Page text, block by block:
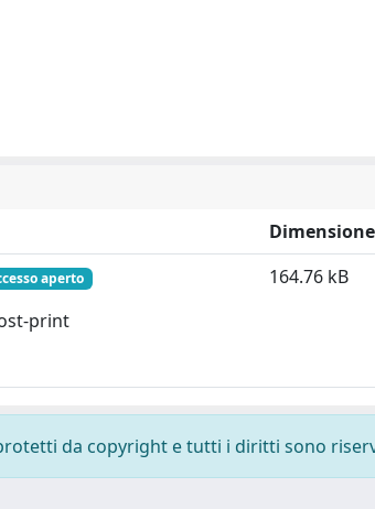
Dimensione
aperto
print
164.76 kB
da copyright e tutti i diritti sono